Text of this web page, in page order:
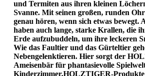
und Termiten aus ihren kleinen
Svanne. Mit seinen großen, runden
genau hören, wenn sich etwas bewegt.
haben auch lange, starke Krallen, die
Erde aufzubuddeln, um ihre leckeren
Wie das Faultier und das Gürteltier
Nebengelenktieren. Hier sorgt der
Ameisenbär für phantasievolle
Kinderzimmer.HOLZTIGER-Produkte